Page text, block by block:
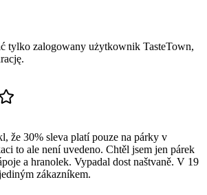
tylko zalogowany użytkownik TasteTown,
že 30% sleva platí pouze na párky v
to ale není uvedeno. Chtěl jsem jen párek
a hranolek. Vypadal dost naštvaně. V 19
zákazníkem.